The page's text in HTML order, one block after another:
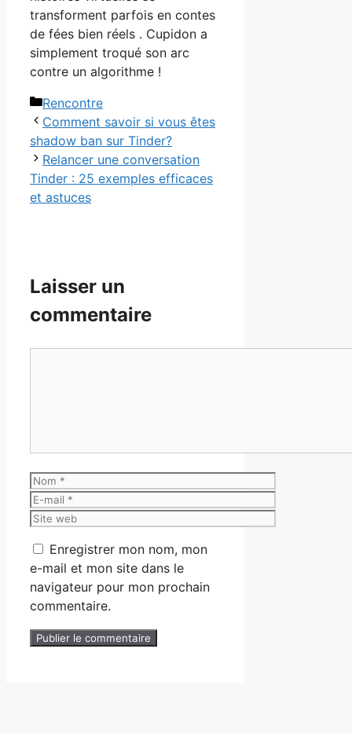
transforment parfois en contes
de fées bien réels . Cupidon a
simplement troqué son arc
contre un algorithme !
Catégories
Rencontre
Comment savoir si vous êtes
shadow ban sur Tinder?
Relancer une conversation
Tinder : 25 exemples efficaces
et astuces
Laisser un
commentaire
Nom
E-
mail
Site
Enregistrer mon nom, mon
e-mail et mon site dans le
navigateur pour mon prochain
commentaire.